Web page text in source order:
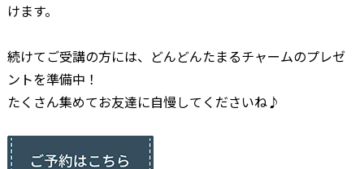
けます。
続けてご受講の方には、どんどんたまるチャームのプレゼ
ントを準備中！
たくさん集めてお友達に自慢してくださいね♪